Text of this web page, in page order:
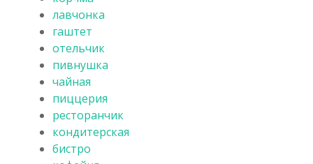
лавчонка
гаштет
отельчик
пивнушка
чайная
пиццерия
ресторанчик
кондитерская
бистро